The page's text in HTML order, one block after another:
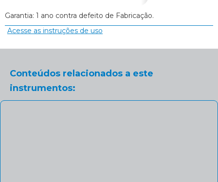
Garantia: 1 ano contra defeito de Fabricação.
Acesse as instruções de uso
Conteúdos relacionados a este
instrumentos: